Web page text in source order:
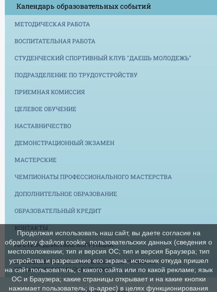
Календарь образовательных событий
МЕТОДИЧЕСКАЯ РАБОТА
ВОСПИТАТЕЛЬНАЯ РАБОТА
СТУДЕНЧЕСКИЙ СПОРТИВНЫЙ КЛУБ "ДАЕШЬ МОЛОДЕЖЬ"
ПОДРАЗДЕЛЕНИЕ ПО ТРУДОУСТРОЙСТВУ
ПРИЕМНАЯ КОМИССИЯ
ЦЕЛЕВОЕ ОБУЧЕНИЕ
НАСТАВНИЧЕСТВО
ДЕМОНСТРАЦИОННЫЙ ЭКЗАМЕН
МАСТЕРСКИЕ
ЧЕМПИОНАТЫ ПРОФЕССИОНАЛЬНОГО МАСТЕРСТВА
ДОПОЛНИТЕЛЬНОЕ ОБРАЗОВАНИЕ
ОБРАЗОВАТЕЛЬНЫЙ КРЕДИТ
КОНТАКТЫ
ПРОТИВОДЕЙСТВИЕ КОРРУПЦИИ
СНИЖЕНИЕ БЮРОКРАТИЧЕСКОЙ НАГРУЗКИ НА
ПЕДАГОГИЧЕСКИХ РАБОТНИКОВ
Продолжая использовать наш сайт, вы даете согласие на
обработку файлов cookie, пользовательских данных (сведения о
местоположении; тип и версия ОС; тип и версия Браузера; тип
устройства и разрешение его экрана; источник откуда пришел
на сайт пользователь; с какого сайта или по какой рекламе; язык
ОС и Браузера; какие страницы открывает и на какие кнопки
нажимает пользователь; ip-адрес) в целях функционирования